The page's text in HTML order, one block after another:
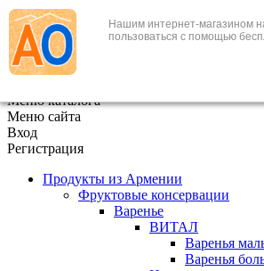
Нашим интернет-магазином
пользоваться с помощью
+7 (495) 646-888-1
В корзине 0
Меню каталога
Меню сайта
Вход
Регистрация
Продукты из Армении
Фруктовые консервации
Варенье
ВИТАЛ
Варенья
Варенья